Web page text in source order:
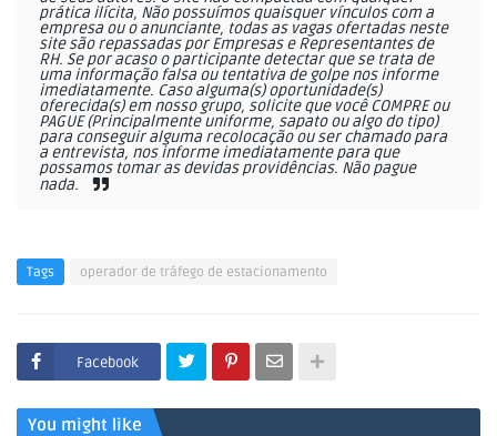
prática ilícita, Não possuímos quaisquer vínculos com a
empresa ou o anunciante, todas as vagas ofertadas neste
site são repassadas por Empresas e Representantes de
RH. Se por acaso o participante detectar que se trata de
uma informação falsa ou tentativa de golpe nos informe
imediatamente. Caso alguma(s) oportunidade(s)
oferecida(s) em nosso grupo, solicite que você COMPRE ou
PAGUE (Principalmente uniforme, sapato ou algo do tipo)
para conseguir alguma recolocação ou ser chamado para
a entrevista, nos informe imediatamente para que
possamos tomar as devidas providências. Não pague
nada.
Tags operador de tráfego de estacionamento
Facebook
You might like